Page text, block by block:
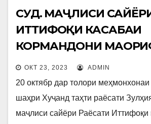
СУҒД. МАҶЛИСИ
ИТТИФОҚИ КАСАБАИ
КОРМАНДОНИ
ИЛМИ ҶУМҲУРИИ
ОКТ 23, 2023 ADMIN
20 октябр дар толори
шаҳри Хуҷанд таҳти раёсати
маҷлиси сайёри Раёсати Иттифоқи